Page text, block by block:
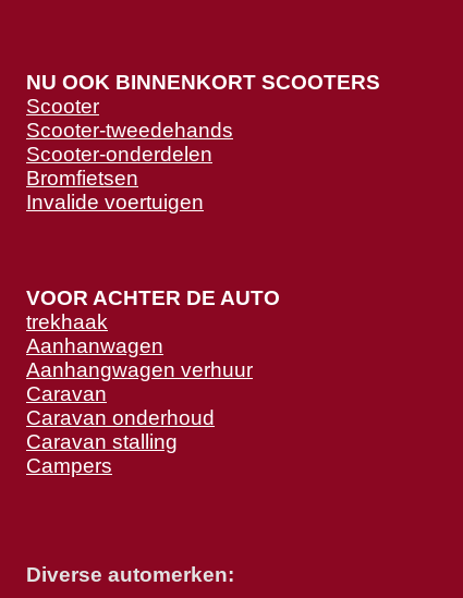
NU OOK BINNENKORT SCOOTERS
Scooter
Scooter-tweedehands
Scooter-onderdelen
Bromfietsen
Invalide voertuigen
VOOR ACHTER DE AUTO
trekhaak
Aanhanwagen
Aanhangwagen verhuur
Caravan
Caravan onderhoud
Caravan stalling
Campers
Diverse automerken: